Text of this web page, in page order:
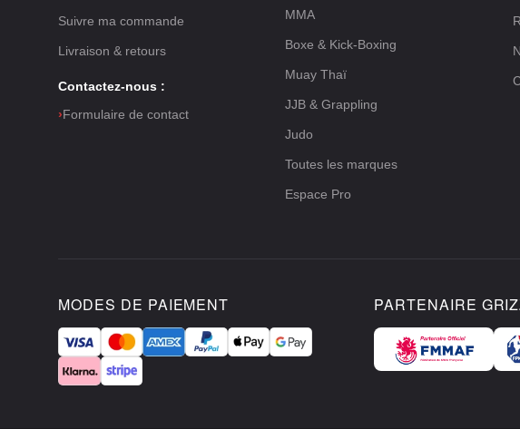
Suivre ma commande
Livraison & retours
Contactez-nous :
›Formulaire de contact
MMA
Boxe & Kick-Boxing
Muay Thaï
JJB & Grappling
Judo
Toutes les marques
Espace Pro
MODES DE PAIEMENT PARTENAIRE